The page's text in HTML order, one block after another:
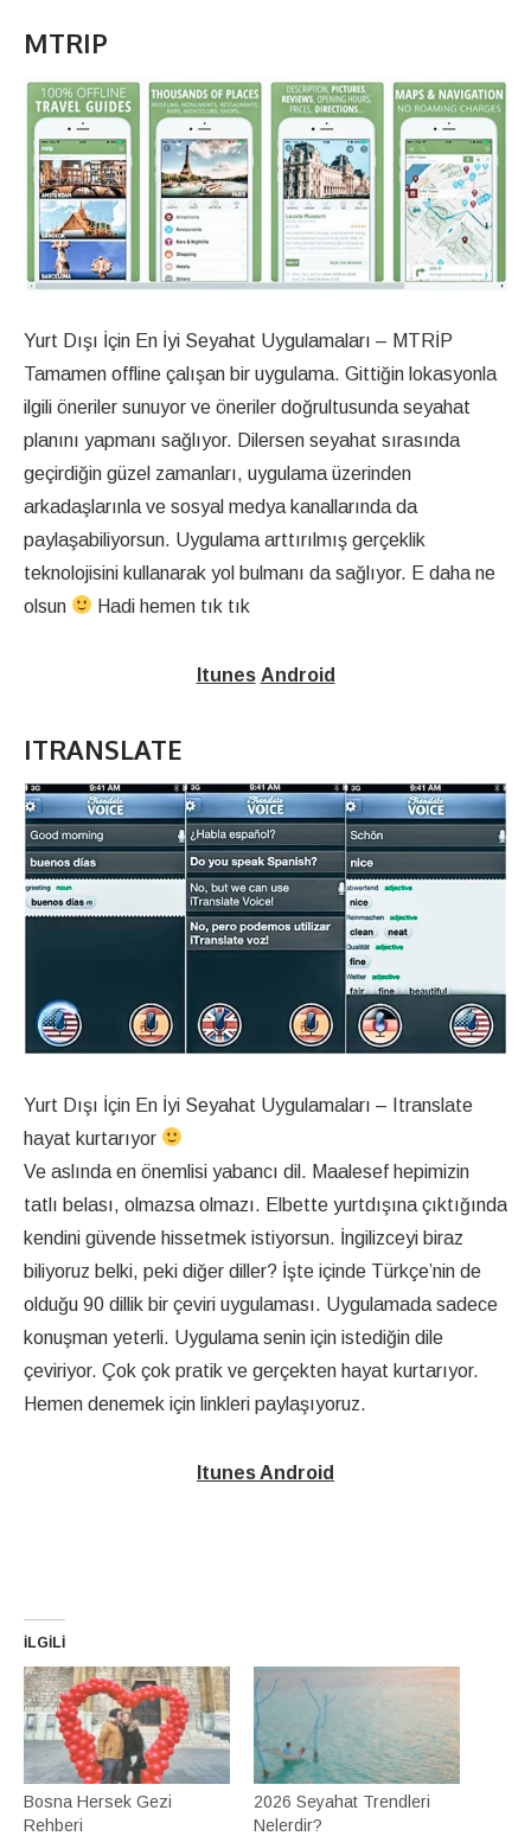
MTRIP
Yurt Dışı İçin En İyi Seyahat Uygulamaları – MTRİP
Tamamen offline çalışan bir uygulama. Gittiğin lokasyonla
ilgili öneriler sunuyor ve öneriler doğrultusunda seyahat
planını yapmanı sağlıyor. Dilersen seyahat sırasında
geçirdiğin güzel zamanları, uygulama üzerinden
arkadaşlarınla ve sosyal medya kanallarında da
paylaşabiliyorsun. Uygulama arttırılmış gerçeklik
teknolojisini kullanarak yol bulmanı da sağlıyor. E daha ne
olsun
Hadi hemen tık tık
Itunes Android
ITRANSLATE
Yurt Dışı İçin En İyi Seyahat Uygulamaları – Itranslate
hayat kurtarıyor
Ve aslında en önemlisi yabancı dil. Maalesef hepimizin
tatlı belası, olmazsa olmazı. Elbette yurtdışına çıktığında
kendini güvende hissetmek istiyorsun. İngilizceyi biraz
biliyoruz belki, peki diğer diller? İşte içinde Türkçe’nin de
olduğu 90 dillik bir çeviri uygulaması. Uygulamada sadece
konuşman yeterli. Uygulama senin için istediğin dile
çeviriyor. Çok çok pratik ve gerçekten hayat kurtarıyor.
Hemen denemek için linkleri paylaşıyoruz.
Itunes Android
İLGILI
Bosna Hersek Gezi
Rehberi
2026 Seyahat Trendleri
Nelerdir?